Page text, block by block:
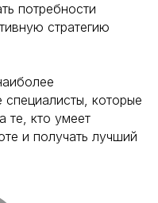
потребности
стратегию
которые
те, кто умеет
и получать лучший